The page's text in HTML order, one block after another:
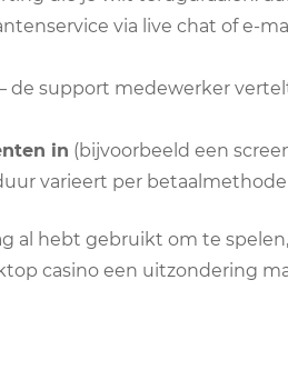
via live chat of e-
de support medewerker
in (bijvoorbeeld een
varieert per
al hebt gebruikt om te
casino een uitzondering